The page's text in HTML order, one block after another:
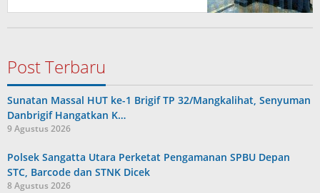
Post Terbaru
Sunatan Massal HUT ke-1 Brigif TP 32/Mangkalihat, Senyuman
Danbrigif Hangatkan K…
9 Agustus 2026
Polsek Sangatta Utara Perketat Pengamanan SPBU Depan
STC, Barcode dan STNK Dicek
8 Agustus 2026